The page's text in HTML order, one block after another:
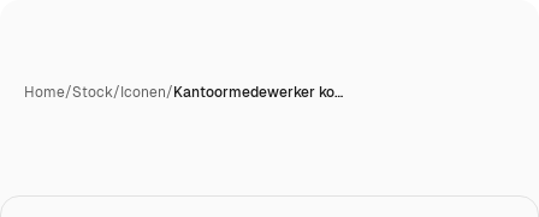
Home/Stock/Iconen/Kantoormedewerker ko…